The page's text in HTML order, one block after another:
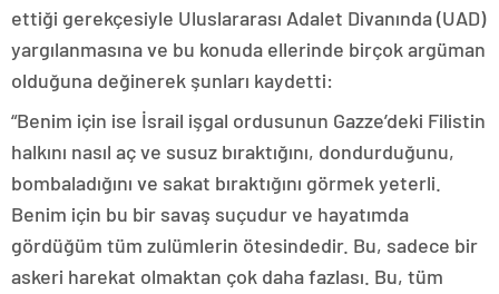
ettiği gerekçesiyle Uluslararası Adalet Divanında (UAD)
yargılanmasına ve bu konuda ellerinde birçok argüman
olduğuna değinerek şunları kaydetti:
“Benim için ise İsrail işgal ordusunun Gazze’deki Filistin
halkını nasıl aç ve susuz bıraktığını, dondurduğunu,
bombaladığını ve sakat bıraktığını görmek yeterli.
Benim için bu bir savaş suçudur ve hayatımda
gördüğüm tüm zulümlerin ötesindedir. Bu, sadece bir
askeri harekat olmaktan çok daha fazlası. Bu, tüm